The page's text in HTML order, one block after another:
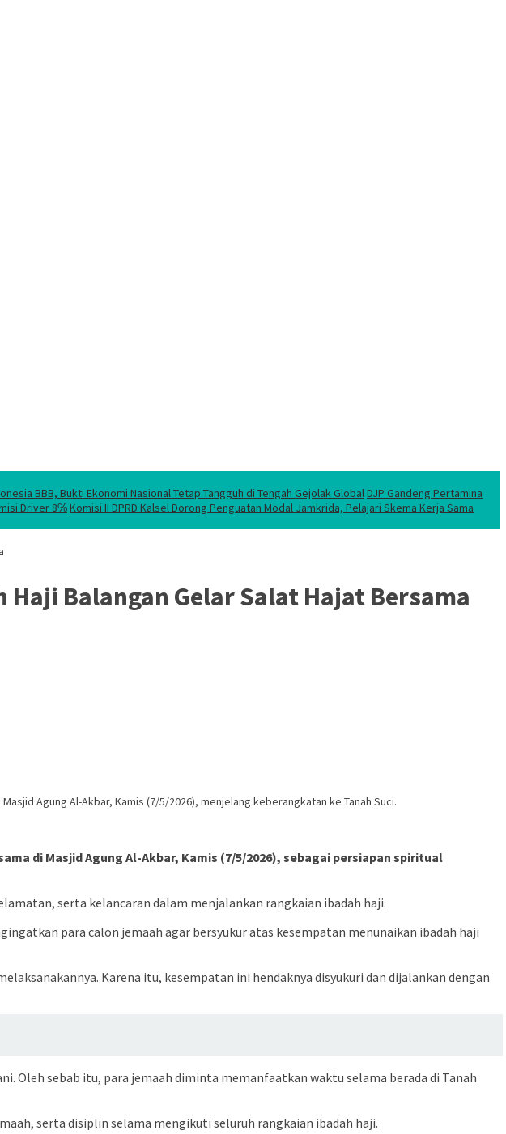
BBB, Bukti Ekonomi Nasional Tetap Tangguh di Tengah Gejolak GlobalDJP Gandeng Pertamina
Driver 8℅Komisi II DPRD Kalsel Dorong Penguatan Modal Jamkrida, Pelajari Skema Kerja Sama
Balangan Gelar Salat Hajat Bersama
Agung Al-Akbar, Kamis (7/5/2026), menjelang keberangkatan ke Tanah Suci.
di Masjid Agung Al-Akbar, Kamis (7/5/2026), sebagai persiapan spiritual
serta kelancaran dalam menjalankan rangkaian ibadah haji.
para calon jemaah agar bersyukur atas kesempatan menunaikan ibadah haji
Karena itu, kesempatan ini hendaknya disyukuri dan dijalankan dengan
Oleh sebab itu, para jemaah diminta memanfaatkan waktu selama berada di Tanah
serta disiplin selama mengikuti seluruh rangkaian ibadah haji.